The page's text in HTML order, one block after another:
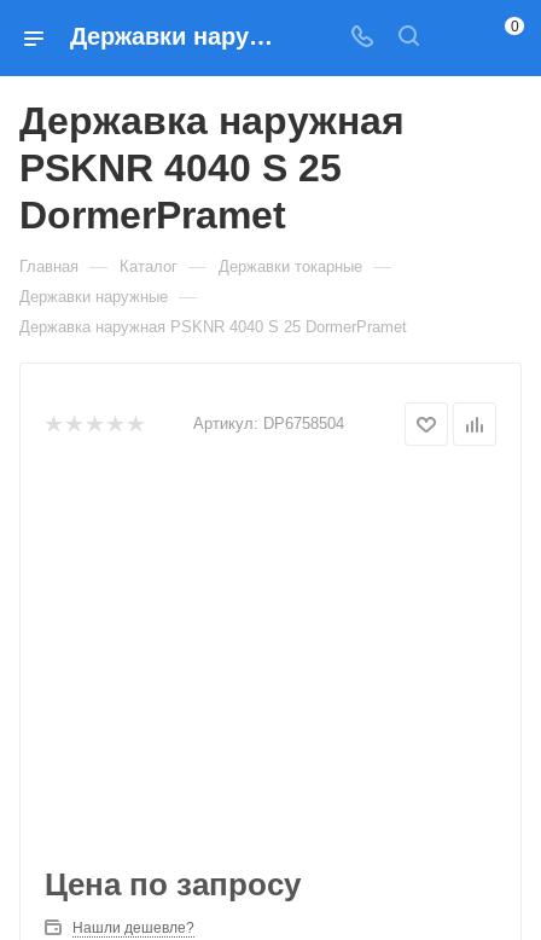
Державки наружные Державка наружная PSKNR 4040 S 25 DormerPramet — купить по выгодным ценам в Москве 0
Державка наружная
PSKNR 4040 S 25
DormerPramet
Главная — Каталог — Державки токарные —
Державки наружные —
Державка наружная PSKNR 4040 S 25 DormerPramet
Артикул: DP6758504
Цена по запросу
Нашли дешевле?